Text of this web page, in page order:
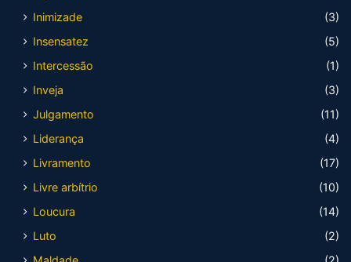
Inimizade
(3)
Insensatez
(5)
Intercessão
(1)
Inveja
(3)
Julgamento
(11)
Liderança
(4)
Livramento
(17)
Livre arbítrio
(10)
Loucura
(14)
Luto
(2)